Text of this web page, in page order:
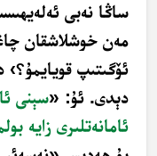
ساڭا نەبى
مەن خوشلاشقان
ئۆگىتىپ
دېدى. ئۇ: «سېنى
ئامانەتلىرى زايە